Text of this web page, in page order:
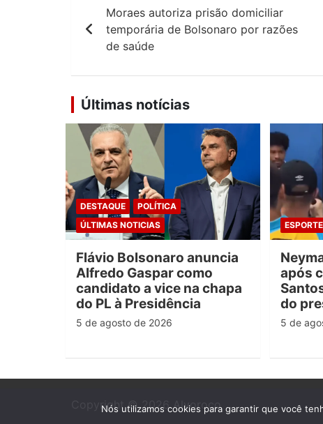
de
Post
Moraes autoriza prisão domiciliar
temporária de Bolsonaro por razões
de saúde
Últimas notícias
DESTAQUE
POLÍTICA
ÚLTIMAS NOTICIAS
Flávio Bolsonaro anuncia
Alfredo Gaspar como
candidato a vice na chapa
do PL à Presidência
5 de agosto de 2026
após
do
5 de
Copyright © 2026Alvoroço
Nós utilizamos cookies para garantir que você